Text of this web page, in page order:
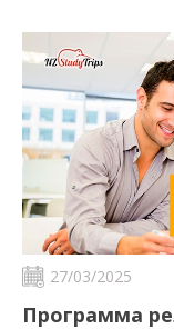
27/03/2025
Программа